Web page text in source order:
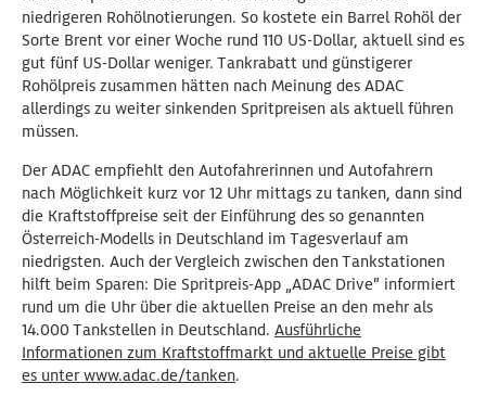
niedrigeren Rohölnotierungen. So kostete ein Barrel Rohöl der
Sorte Brent vor einer Woche rund 110 US-Dollar, aktuell sind es
gut fünf US-Dollar weniger. Tankrabatt und günstigerer
Rohölpreis zusammen hätten nach Meinung des ADAC
allerdings zu weiter sinkenden Spritpreisen als aktuell führen
müssen.
Der ADAC empfiehlt den Autofahrerinnen und Autofahrern
nach Möglichkeit kurz vor 12 Uhr mittags zu tanken, dann sind
die Kraftstoffpreise seit der Einführung des so genannten
Österreich-Modells in Deutschland im Tagesverlauf am
niedrigsten. Auch der Vergleich zwischen den Tankstationen
hilft beim Sparen: Die Spritpreis-App „ADAC Drive“ informiert
rund um die Uhr über die aktuellen Preise an den mehr als
14.000 Tankstellen in Deutschland. Ausführliche
Informationen zum Kraftstoffmarkt und aktuelle Preise gibt
es unter www.adac.de/tanken.